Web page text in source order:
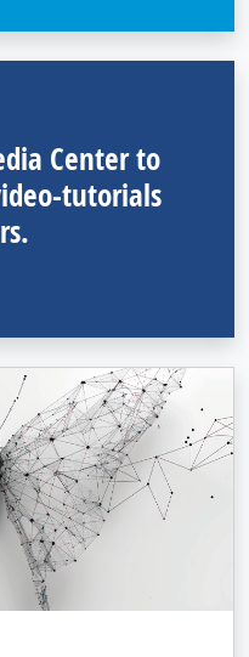
Center to
tutorials